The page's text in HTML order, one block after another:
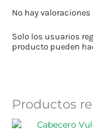
No hay valoraciones
Solo los usuarios
producto pueden
Productos